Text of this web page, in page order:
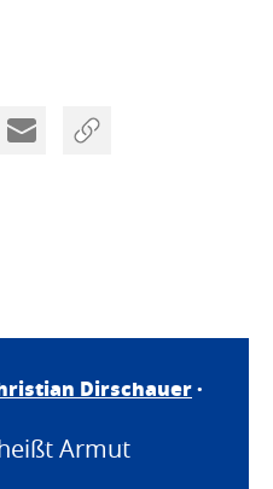
Dirschauer·
Armut